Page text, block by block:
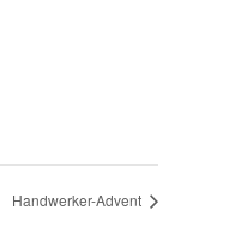
Handwerker-Advent